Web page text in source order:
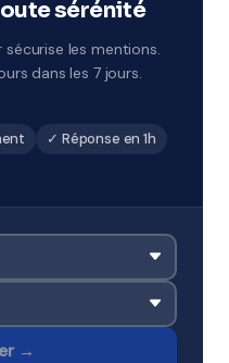
sérénité
les mentions.
dans les 7 jours.
✓ Réponse en 1h
→